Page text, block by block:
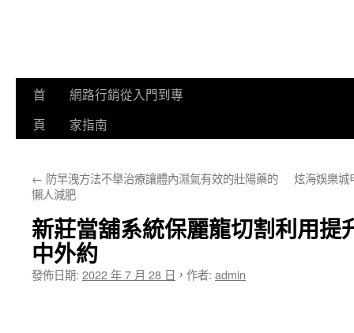
跳
要
容
首
頁
網路行銷從入門到專
家指南
← 防早洩方法不舉治療讓體內濕氣有效的壯陽藥的
懶人減肥
炫海娛樂城
新莊當舖系統保麗龍切割利用提
中外約
發佈日期: 2022 年 7 月 28 日 ， 作者: admin